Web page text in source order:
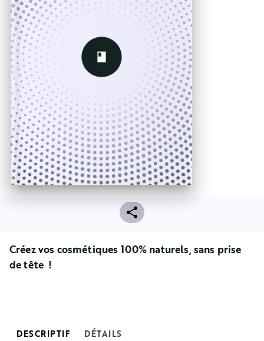
Créez vos cosmétiques 100% naturels, sans prise
de tête !
DESCRIPTIF DÉTAILS